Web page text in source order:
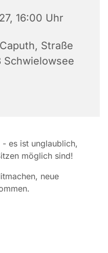
16:00 Uhr
Straße
Schwielowsee
es ist unglaublich,
möglich sind!
neue